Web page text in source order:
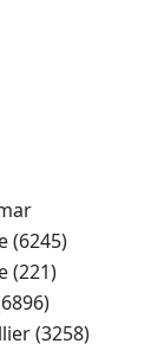
(6245)
(221)
(3258)